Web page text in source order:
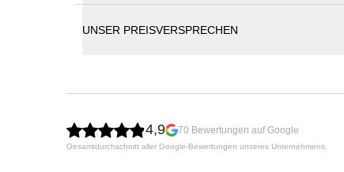
UNSER PREISVERSPRECHEN
4,9 70 Bewertungen auf Google
Gesamtdurchschnitt aller Google-Bewertungen unseres Unternehmens.